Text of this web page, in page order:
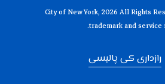
trademark and service
رازداری کی پالیسی